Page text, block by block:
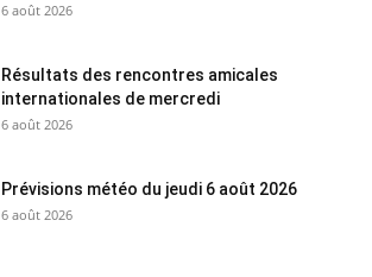
6 août 2026
Résultats des rencontres amicales
internationales de mercredi
6 août 2026
Prévisions météo du jeudi 6 août 2026
6 août 2026